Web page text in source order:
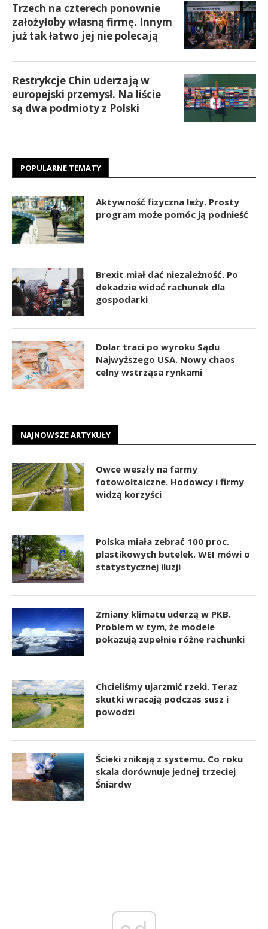
Trzech na czterech ponownie
założyłoby własną firmę. Innym
już tak łatwo jej nie polecają
Restrykcje Chin uderzają w
europejski przemysł. Na liście
są dwa podmioty z Polski
POPULARNE TEMATY
Aktywność fizyczna leży. Prosty
program może pomóc ją podnieść
Brexit miał dać niezależność. Po
dekadzie widać rachunek dla
gospodarki
Dolar traci po wyroku Sądu
Najwyższego USA. Nowy chaos
celny wstrząsa rynkami
NAJNOWSZE ARTYKUŁY
Owce weszły na farmy
fotowoltaiczne. Hodowcy i firmy
widzą korzyści
Polska miała zebrać 100 proc.
plastikowych butelek. WEI mówi o
statystycznej iluzji
Zmiany klimatu uderzą w PKB.
Problem w tym, że modele
pokazują zupełnie różne rachunki
Chcieliśmy ujarzmić rzeki. Teraz
skutki wracają podczas susz i
powodzi
Ścieki znikają z systemu. Co roku
skala dorównuje jednej trzeciej
Śniardw